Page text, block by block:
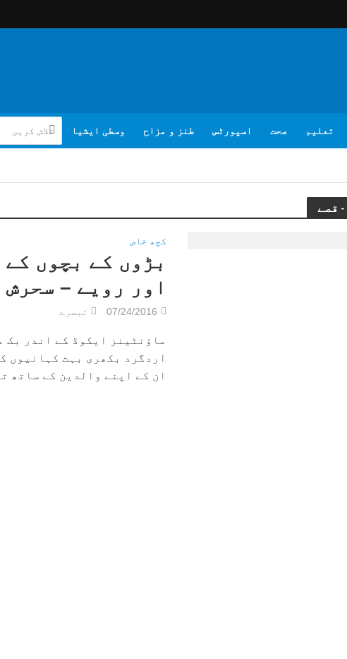
تعلیم صحت اسپورٹس طنز و مزاح وسطی ایشیا
کچھ خاص
بڑوں کے بچوں
اور رویے – سحرش
07/24/2016 تبصرے
ماؤنٹینز ایکوڈ کے اندر بک
اردگرد بکھری بہت کہانیوں
ان کے اپنے والدین کے ساتھ